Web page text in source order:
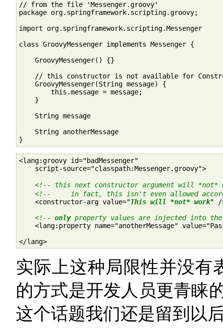
// from the file 'Messenger.groovy'
package org.springframework.scripting.groovy;
import org.springframework.scripting.Messenger
class GroovyMessenger implements Messenger {
    GroovyMessenger() {}
// this constructor is not available for
    GroovyMessenger(String message) {
        this.message = message;
    }
    String message
    String anotherMessage
}
<lang:groovy id="badMessenger"
    script-source="classpath:Messenger.groovy">
<!-- this next constructor argument will
<!--     in fact, this isn't even allowed
    <constructor-arg value="
This will *not* work" /
<!-- only property values are injected into the
<lang:property name="anotherMessage"
</lang>
实际上这种局限性并没有
的方式是开发人员更青睐
这个话题我们还是留到以